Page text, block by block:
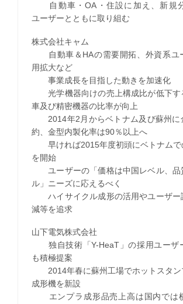
自動車・OA・住設に加え、新規
ユーザーとともに取り組む
株式会社キャム
自動車＆HAの需要開拓、外資系ユ
用拡大など
事業成長を目指した動きを加速化
光学機器向けの売上構成比が低下す
車及び精密機器の比率が向上
2014年2月からベトナム及び蘇州に
約、金型内製化率は90％以上へ
早ければ2015年度初頭にベトナムで
を開始
ユーザーの「価格は中国レベル、品
ル」ニーズに応えるべく
ハイサイクル成形の活用やユーザー
減等を追求
山下電気株式会社
独自技術「Y-HeaT」の採用ユーザ
も積極提案
2014年春に蘇州工場でホットスタン
成形機を新設
エンプラ成形品売上高は国内では